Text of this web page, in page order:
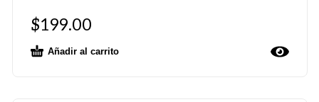
$199.00
Añadir al carrito